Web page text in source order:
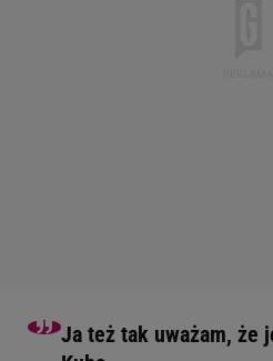
Ja też tak uważam, że